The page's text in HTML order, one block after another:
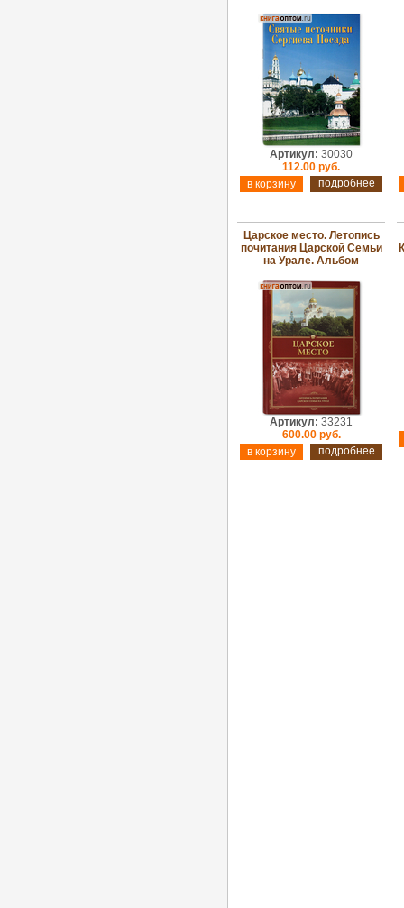
Артикул: 30030
112.00 руб.
подробнее
Царское место. Летопись
почитания Царской Семьи
на Урале. Альбом
Артикул: 33231
600.00 руб.
подробнее